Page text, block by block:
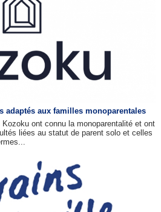
adaptés aux familles monoparentales
Kozoku ont connu la monoparentalité et ont
liées au statut de parent solo et celles